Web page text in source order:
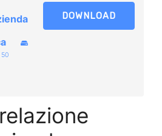
50
DOWNLOAD